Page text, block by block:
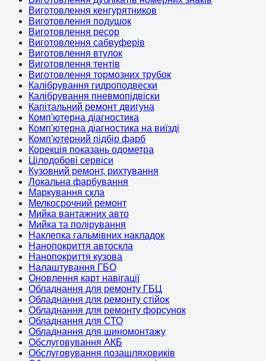
Виготовлення кенгурятников
Виготовлення подушок
Виготовлення ресор
Виготовлення сабвуферів
Виготовлення втулок
Виготовлення тентів
Виготовлення тормозних трубок
Калібрування гидроподвески
Калібрування пневмопідвіски
Капітальний ремонт двигуна
Комп'ютерна діагностика
Комп'ютерна діагностика на виїзді
Комп'ютерний підбір фарб
Корекція показань одометра
Цілодобові сервіси
Кузовний ремонт, рихтування
Локальна фарбування
Маркування скла
Мелкосрочний ремонт
Мийка вантажних авто
Мийка та полірування
Наклепка гальмівних накладок
Нанопокриття автоскла
Нанопокриття кузова
Налаштування ГБО
Оновлення карт навігації
Обладнання для ремонту ГБЦ
Обладнання для ремонту стійок
Обладнання для ремонту форсунок
Обладнання для СТО
Обладнання для шиномонтажу
Обслуговування АКБ
Обслуговування позашляховиків